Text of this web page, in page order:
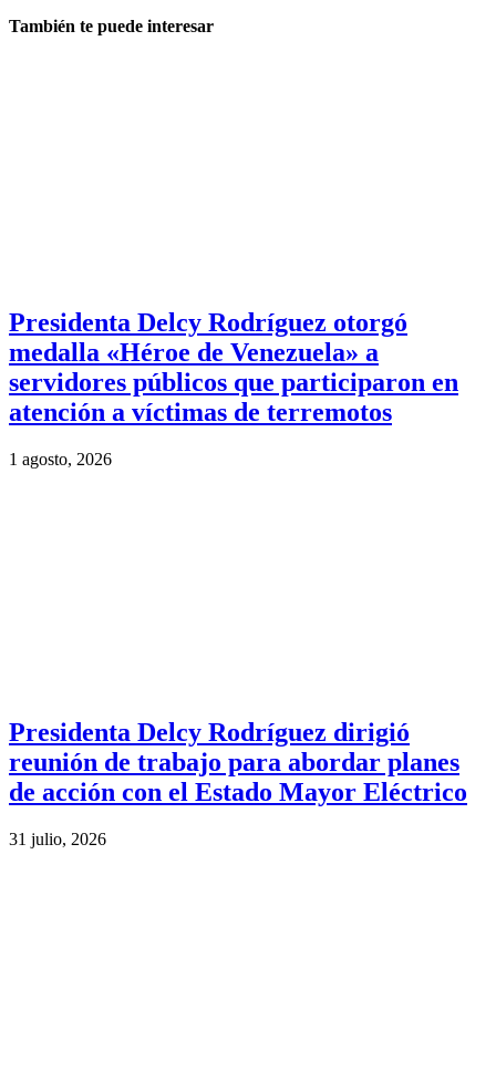
También te puede interesar
Presidenta Delcy Rodríguez otorgó
medalla «Héroe de Venezuela» a
servidores públicos que participaron en
atención a víctimas de terremotos
1 agosto, 2026
Presidenta Delcy Rodríguez dirigió
reunión de trabajo para abordar planes
de acción con el Estado Mayor Eléctrico
31 julio, 2026